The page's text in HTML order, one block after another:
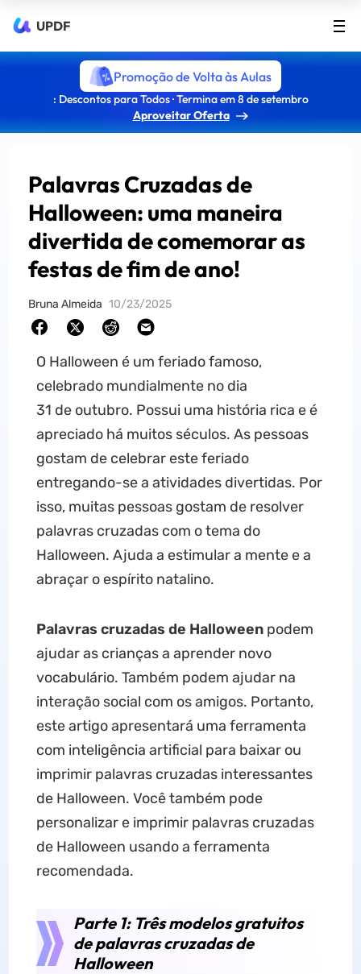
UPDF
Promoção de Volta às Aulas
: Descontos para Todos · Termina em 8 de setembro
Aproveitar Oferta
Palavras Cruzadas de
Halloween: uma maneira
divertida de comemorar as
festas de fim de ano!
Bruna Almeida 10/23/2025
O Halloween é um feriado famoso,
celebrado mundialmente no dia
31 de outubro. Possui uma história rica e é
apreciado há muitos séculos. As pessoas
gostam de celebrar este feriado
entregando-se a atividades divertidas. Por
isso, muitas pessoas gostam de resolver
palavras cruzadas com o tema do
Halloween. Ajuda a estimular a mente e a
abraçar o espírito natalino.
Palavras cruzadas de Halloweenpodem
ajudar as crianças a aprender novo
vocabulário. Também podem ajudar na
interação social com os amigos. Portanto,
este artigo apresentará uma ferramenta
com inteligência artificial para baixar ou
imprimir palavras cruzadas interessantes
de Halloween. Você também pode
personalizar e imprimir palavras cruzadas
de Halloween usando a ferramenta
recomendada.
Parte 1: Três modelos gratuitos
de palavras cruzadas de
Halloween